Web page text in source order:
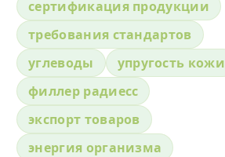
сертификация продукции
требования стандартов
углеводы
упругость кожи
филлер радиесс
экспорт товаров
энергия организма